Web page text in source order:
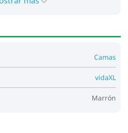
Camas
vidaXL
Marrón